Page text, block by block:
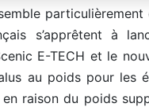
s’apprêtent à
E-TECH et le
au poids pour les
raison du poids